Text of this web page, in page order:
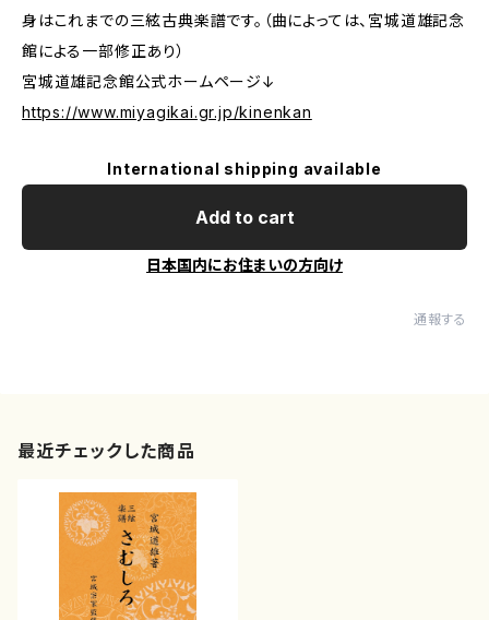
身はこれまでの三絃古典楽譜です。（曲によっては、宮城道雄記念
館による一部修正あり）
宮城道雄記念館公式ホームページ↓
https://www.miyagikai.gr.jp/kinenkan
International shipping available
Add to cart
日本国内にお住まいの方向け
通報する
最近チェックした商品